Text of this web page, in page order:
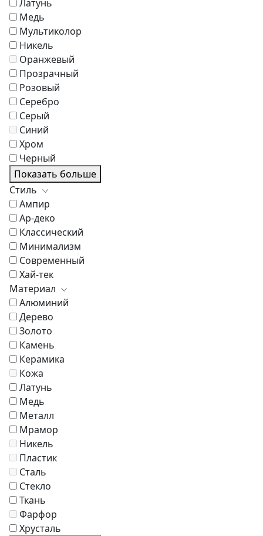
Латунь
Медь
Мультиколор
Никель
Оранжевый
Прозрачный
Розовый
Серебро
Серый
Синий
Хром
Черный
Показать больше
Стиль
Ампир
Ар-деко
Классический
Минимализм
Современный
Хай-тек
Материал
Алюминий
Дерево
Золото
Камень
Керамика
Кожа
Латунь
Медь
Металл
Мрамор
Никель
Пластик
Сталь
Стекло
Ткань
Фарфор
Хрусталь